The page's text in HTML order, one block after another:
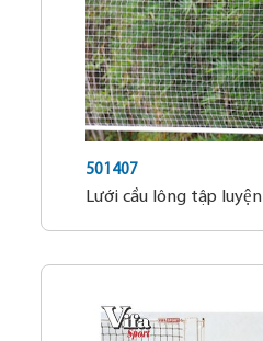
501407
Lưới cầu lông tập luyện